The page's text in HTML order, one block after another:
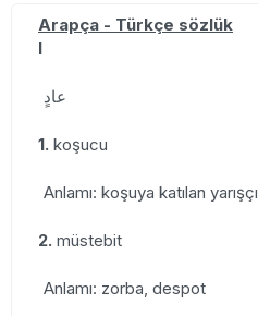
Arapça - Türkçe sözlük
I
عادٍ
1. koşucu
Anlamı: koşuya katılan yarışçı
2. müstebit
Anlamı: zorba, despot